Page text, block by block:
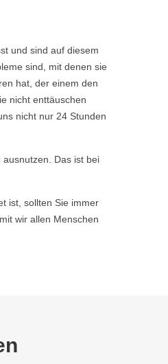
und sind auf diesem
sind, mit denen sie
hat, der einem den
nicht enttäuschen
nicht nur 24 Stunden
Das ist bei
ist, sollten Sie immer
wir allen Menschen